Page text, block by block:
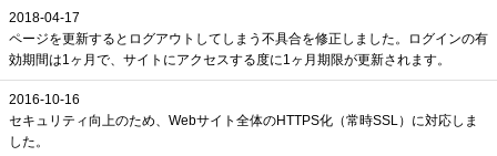
2018-04-17
ページを更新するとログアウトしてしまう不具合を修正しました。ログインの有
効期間は1ヶ月で、サイトにアクセスする度に1ヶ月期限が更新されます。
2016-10-16
セキュリティ向上のため、Webサイト全体のHTTPS化（常時SSL）に対応しま
した。